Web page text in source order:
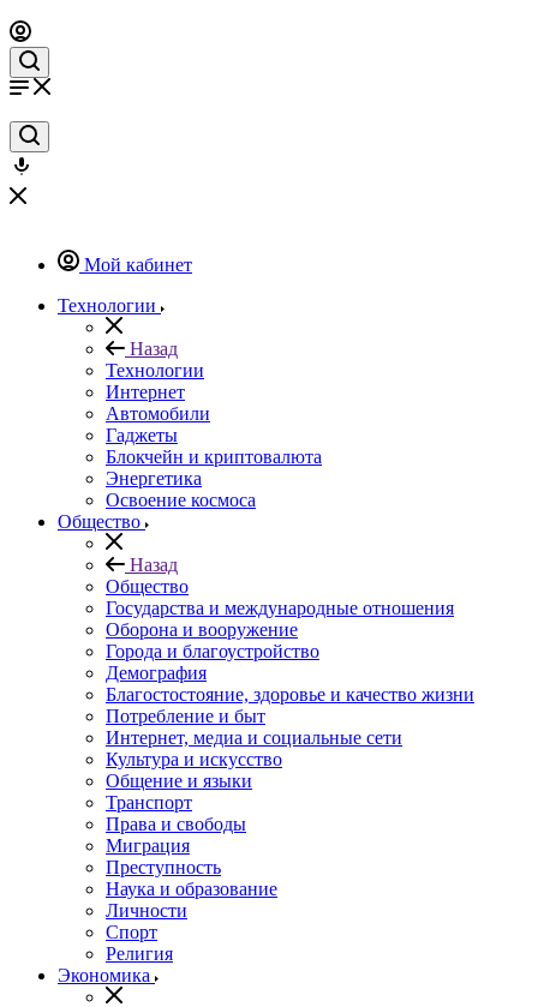
Мой кабинет
Технологии
Назад
Технологии
Интернет
Автомобили
Гаджеты
Блокчейн и криптовалюта
Энергетика
Освоение космоса
Общество
Назад
Общество
Государства и международные отношения
Оборона и вооружение
Города и благоустройство
Демография
Благостостояние, здоровье и качество жизни
Потребление и быт
Интернет, медиа и социальные сети
Культура и искусство
Общение и языки
Транспорт
Права и свободы
Миграция
Преступность
Наука и образование
Личности
Спорт
Религия
Экономика